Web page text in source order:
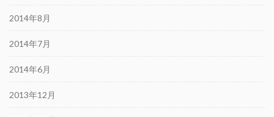
2014年8月
2014年7月
2014年6月
2013年12月